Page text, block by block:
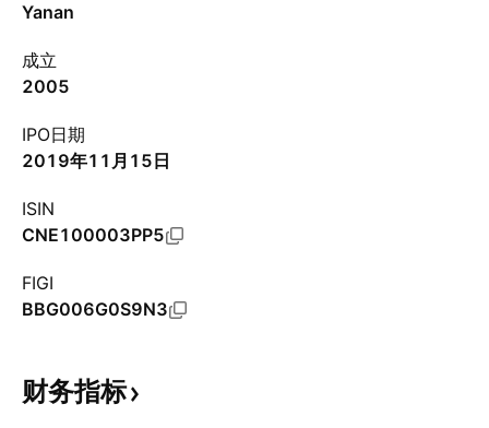
Yanan
成立
2005
IPO日期
2019年11月15日
ISIN
CNE100003PP5
FIGI
BBG006G0S9N3
财务指标